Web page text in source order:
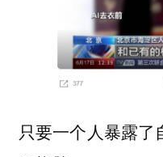
只要一个人暴露了